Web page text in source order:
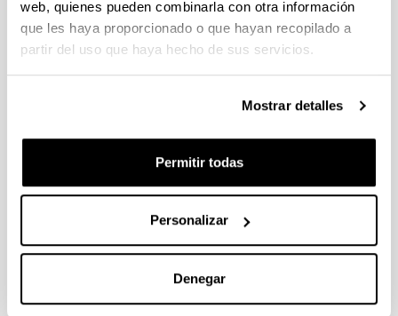
web, quienes pueden combinarla con otra información
que les haya proporcionado o que hayan recopilado a
partir del uso que haya hecho de sus servicios.
Mostrar detalles
Permitir todas
Personalizar
Denegar
Autoría:
Balluerka, N. eta Goñi-Balentziaga, O.
2023
Página de inicio - Página de fin:
Más información
(Abre una nueva ventana)
https://ekoizpen-
zientifikoa.ehu.eus/documentos/660d9e3d1f324b
0dfb9f3150